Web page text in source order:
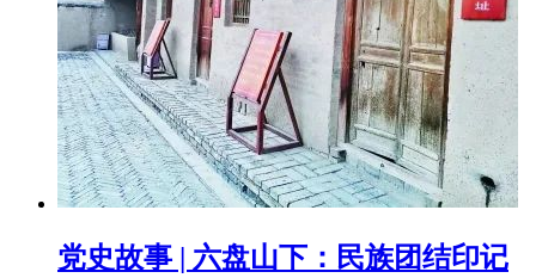
党史故事 | 六盘山下：民族团结印记